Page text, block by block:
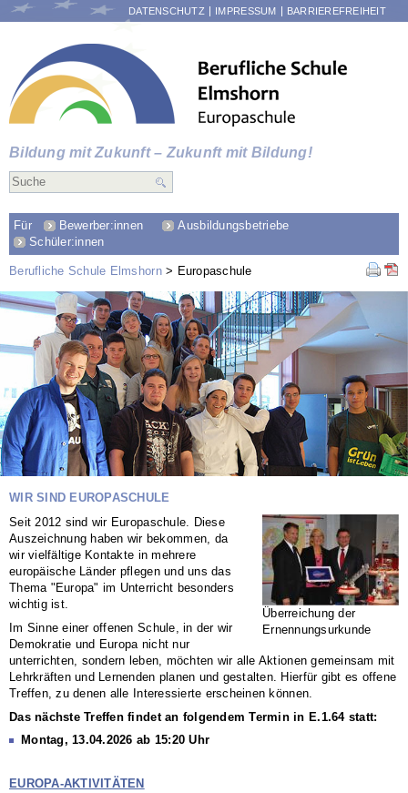
Bildung mit Zukunft – Zukunft mit Bildung!
ÜBERSPRINGEN
DATENSCHUTZ IMPRESSUM BARRIEREFREIHEIT
Für Bewerber:innen
Ausbildungsbetriebe
Schüler:innen
Berufliche Schule Elmshorn Europaschule
WIR SIND EUROPASCHULE
Überreichung der
Ernennungsurkunde
Seit 2012 sind wir Europaschule. Diese
Auszeichnung haben wir bekommen, da
wir vielfältige Kontakte in mehrere
europäische Länder pflegen und uns das
Thema "Europa" im Unterricht besonders
wichtig ist.
Im Sinne einer offenen Schule, in der wir
Demokratie und Europa nicht nur
unterrichten, sondern leben, möchten wir alle Aktionen gemeinsam mit
Lehrkräften und Lernenden planen und gestalten. Hierfür gibt es offene
Treffen, zu denen alle Interessierte erscheinen können.
Das nächste Treffen findet an folgendem Termin in E.1.64 statt:
Montag, 13.04.2026 ab 15:20 Uhr
EUROPA-AKTIVITÄTEN